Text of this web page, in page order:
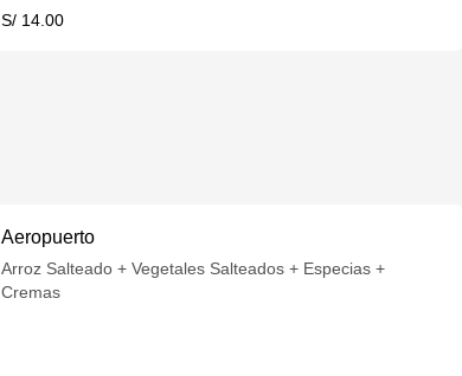
S/ 14.00
Aeropuerto
Arroz Salteado + Vegetales Salteados + Especias +
Cremas